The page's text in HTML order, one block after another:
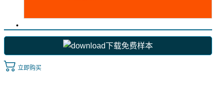
下载免费样本
立即购买